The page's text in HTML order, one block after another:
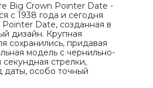
Big Crown Pointer Date -
с 1938 года и сегодня
Date, созданная в
дизайн. Крупная
сохранились, придавая
модель с чернильно-
стрелки,
даты, особо точный